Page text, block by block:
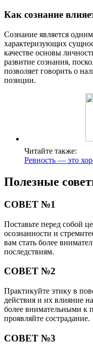
Как сознание
Сознание является
характеризующих
качестве основы
развитие сознания,
позволяет говорить о
позиции.
Читайте также:
Ревность — это
Полезные
СОВЕТ №1
Поставьте перед собой
осознанности и
вам стать более
последствиям.
СОВЕТ №2
Практикуйте этику в
действия и их влияние
более внимательными к
проявляйте сострадание.
СОВЕТ №3